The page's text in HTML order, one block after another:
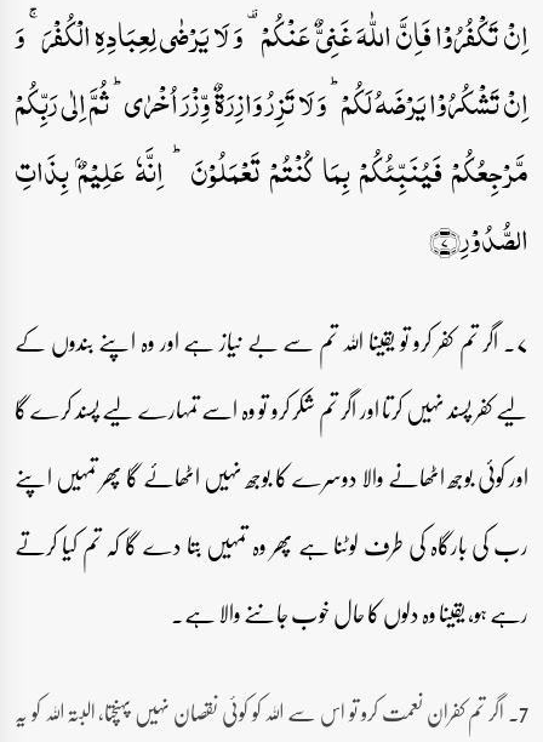
اِنۡ تَکۡفُرُوۡا فَاِنَّ اللّٰہَ غَنِیٌّ عَنۡکُمۡ ۟ وَ لَا یَرۡضٰی لِعِبَادِہِ الۡکُفۡرَ ۚ وَ
اِنۡ تَشۡکُرُوۡا یَرۡضَہُ لَکُمۡ ؕ وَ لَا تَزِرُ وَازِرَۃٌ وِّزۡرَ اُخۡرٰی ؕ ثُمَّ اِلٰی رَبِّکُمۡ
مَّرۡجِعُکُمۡ فَیُنَبِّئُکُمۡ بِمَا کُنۡتُمۡ تَعۡمَلُوۡنَ ؕ اِنَّہٗ عَلِیۡمٌۢ بِذَاتِ
الصُّدُوۡرِ﴿۷﴾
۷۔ اگر تم کفر کرو تو یقینا اللہ تم سے بے نیاز ہے اور وہ اپنے بندوں کے
لیے کفر پسند نہیں کرتا اور اگر تم شکر کرو تو وہ اسے تمہارے لیے پسند کرے گا
اور کوئی بوجھ اٹھانے والا دوسرے کا بوجھ نہیں اٹھائے گا پھر تمہیں اپنے
رب کی بارگاہ کی طرف لوٹنا ہے پھر وہ تمہیں بتا دے گا کہ تم کیا کرتے
رہے ہو، یقینا وہ دلوں کا حال خوب جاننے والا ہے۔
7۔ اگر تم کفران نعمت کرو تو اس سے اللہ کو کوئی نقصان نہیں پہنچتا، البتہ اللہ کو یہ